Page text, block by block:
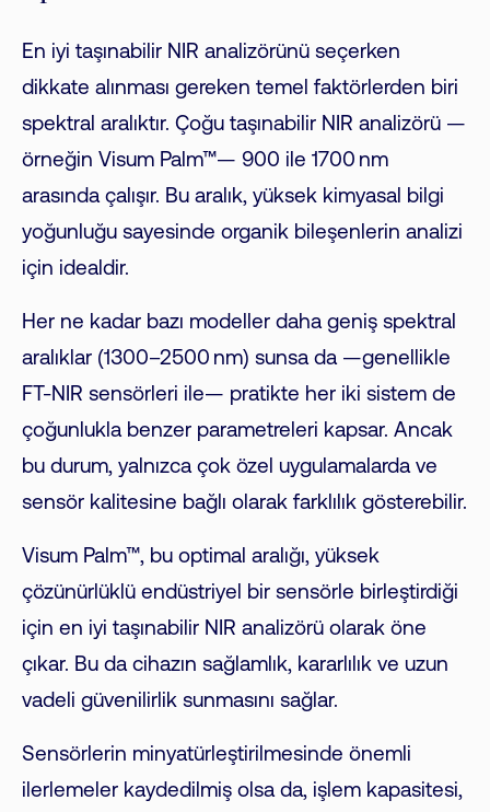
En iyi taşınabilir NIR analizörünü seçerken
dikkate alınması gereken temel faktörlerden biri
spektral aralıktır. Çoğu taşınabilir NIR analizörü —
örneğin Visum Palm™— 900 ile 1700 nm
arasında çalışır. Bu aralık, yüksek kimyasal bilgi
yoğunluğu sayesinde organik bileşenlerin analizi
için idealdir.
Her ne kadar bazı modeller daha geniş spektral
aralıklar (1300–2500 nm) sunsa da —genellikle
FT-NIR sensörleri ile— pratikte her iki sistem de
çoğunlukla benzer parametreleri kapsar. Ancak
bu durum, yalnızca çok özel uygulamalarda ve
sensör kalitesine bağlı olarak farklılık gösterebilir.
Visum Palm™, bu optimal aralığı, yüksek
çözünürlüklü endüstriyel bir sensörle birleştirdiği
için en iyi taşınabilir NIR analizörü olarak öne
çıkar. Bu da cihazın sağlamlık, kararlılık ve uzun
vadeli güvenilirlik sunmasını sağlar.
Sensörlerin minyatürleştirilmesinde önemli
ilerlemeler kaydedilmiş olsa da, işlem kapasitesi,